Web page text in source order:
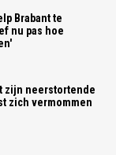
Brabant te
nu pas hoe
zijn neerstortende
zich vermommen